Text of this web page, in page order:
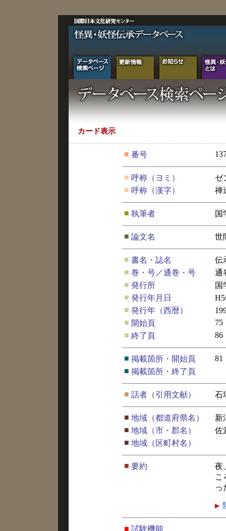
カード表示
■ 番号
■ 呼称（ヨミ）
ゼ
■ 呼称（漢字） 禅
■ 執筆者 国
■ 論文名 世
■ 書名・誌名
伝
■ 巻・号／通巻・号
通
■ 発行所
国
■ 発行年月日
■ 発行年（西暦）
■ 開始頁
75
■ 終了頁 86
■ 掲載箇所・開始頁
81
■ 掲載箇所・終了頁
■ 話者（引用文献） 石
■ 地域（都道府県名）
新
■ 地域（市・郡名）
佐
■ 地域（区町村名）
■ 要約
夜
こ
っ
■ 試験機能